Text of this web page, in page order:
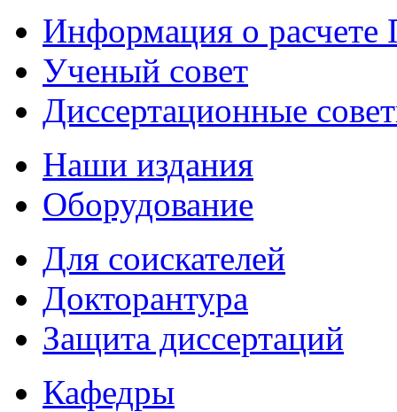
Информация о
Ученый совет
Диссертационные
Наши издания
Оборудование
Для соискателей
Докторантура
Защита диссертаций
Кафедры